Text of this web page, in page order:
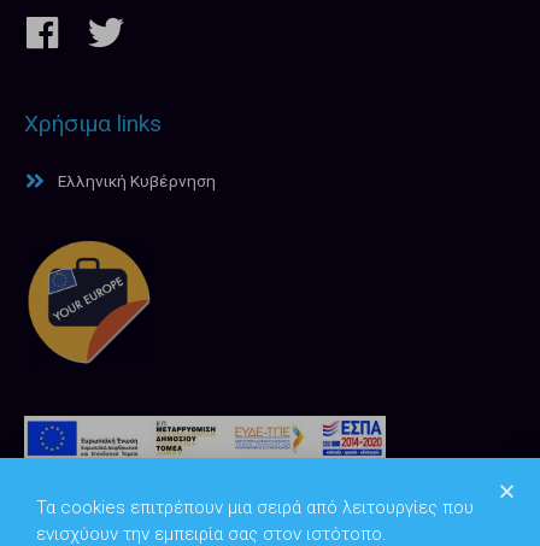
Χρήσιμα links
Ελληνική Κυβέρνηση
Τα cookies επιτρέπουν μια σειρά από λειτουργίες που
ενισχύουν την εμπειρία σας στον ιστότοπο.